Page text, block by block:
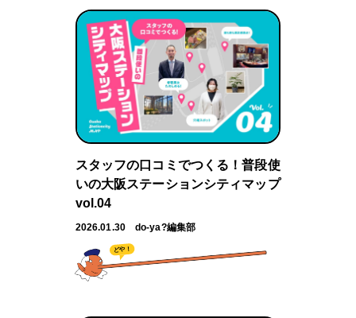
スタッフの口コミでつくる！普段使
いの大阪ステーションシティマップ
vol.04
2026.01.30 do-ya?編集部
どや！